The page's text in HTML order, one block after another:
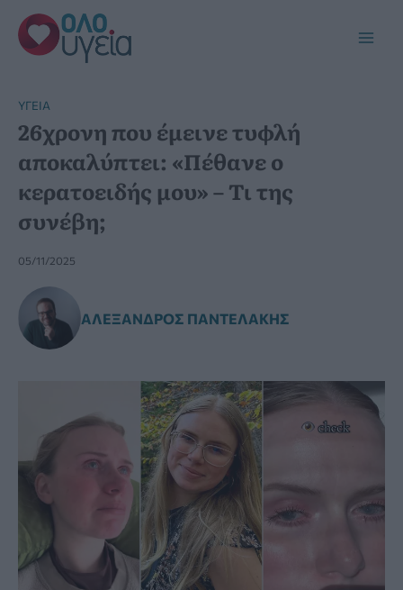
Μετάβαση
στο
περιεχόμενο
YΓΕΊΑ
26χρονη που έμεινε τυφλή
αποκαλύπτει: «Πέθανε ο
κερατοειδής μου» – Τι της
συνέβη;
05/11/2025
ΑΛΈΞΑΝΔΡΟΣ ΠΑΝΤΕΛΆΚΗΣ